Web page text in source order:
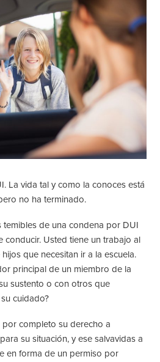
La vida tal y como la conoces está
no ha terminado.
de una condena por DUI
conducir. Usted tiene un trabajo al
que necesitan ir a la escuela.
principal de un miembro de la
sustento o con otros que
cuidado?
completo su derecho a
su situación, y ese salvavidas a
en forma de un permiso por